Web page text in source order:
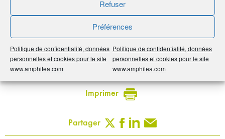
Refuser
Préférences
Politique de confidentialité, données
personnelles et cookies pour le site
www.amphitea.com
Politique de confidentialité, données
personnelles et cookies pour le site
www.amphitea.com
Noter 0/5 0votes
Imprimer
Partager